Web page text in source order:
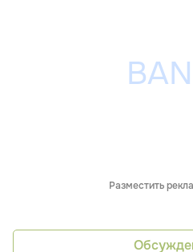
Разместить